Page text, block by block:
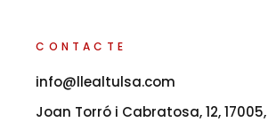
CONTACTE
info@llealtulsa.com
Joan Torró i Cabratosa, 12,